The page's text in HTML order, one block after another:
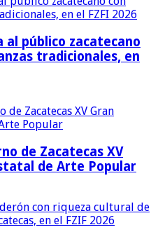
al público zacatecano
tradicionales, en
de Zacatecas XV
de Arte Popular